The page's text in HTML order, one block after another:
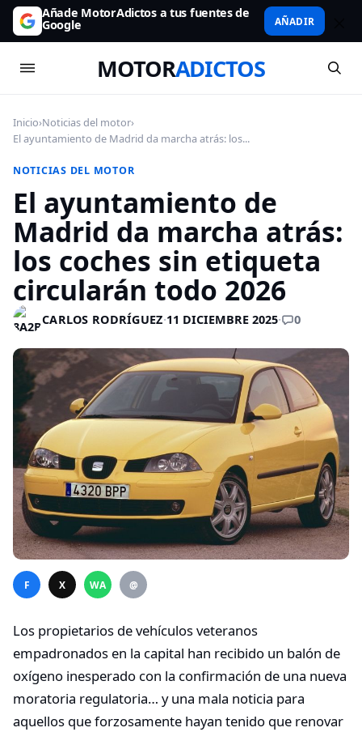
Añade MotorAdictos a tus fuentes de
Google AÑADIR
MOTORADICTOS
Inicio›Noticias del motor›
El ayuntamiento de Madrid da marcha atrás: los...
NOTICIAS DEL MOTOR
El ayuntamiento de
Madrid da marcha atrás:
los coches sin etiqueta
circularán todo 2026
CARLOS RODRÍGUEZ·11 DICIEMBRE 2025· 0
F X WA @
Los propietarios de vehículos veteranos
empadronados en la capital han recibido un balón de
oxígeno inesperado con la confirmación de una nueva
moratoria regulatoria… y una mala noticia para
aquellos que forzosamente hayan tenido que renovar